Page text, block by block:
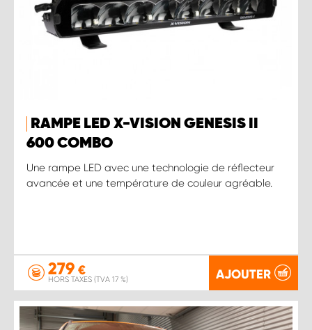
RAMPE LED X-VISION GENESIS II
600 COMBO
Une rampe LED avec une technologie de réflecteur
avancée et une température de couleur agréable.
279 €
HORS TAXES (TVA 17 %) AJOUTER